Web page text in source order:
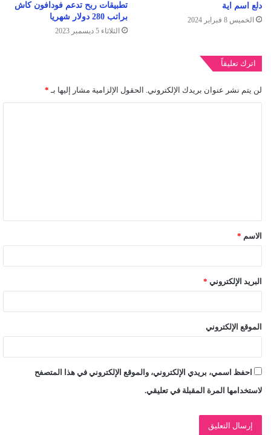
دلع اسم اية
الخميس 8 فبراير 2024
تطبيقات ربح تدعم فودافون كاش
براتب 280 دولار شهريا
الثلاثاء 5 ديسمبر 2023
اترك تعليقاً
لن يتم نشر عنوان بريدك الإلكتروني. الحقول الإلزامية مشار إليها بـ *
ق
*الاسم *
البريد الإلكتروني *
الموقع الإلكتروني
احفظ اسمي، بريدي الإلكتروني، والموقع الإلكتروني في هذا المتصفح
لاستخدامها المرة المقبلة في تعليقي.